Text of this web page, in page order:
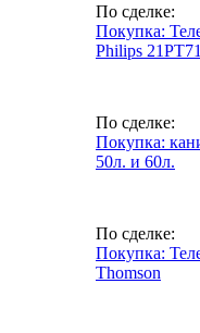
По сделке:
Покупка:
Philips
По сделке:
Покупка:
50л. и 60л.
По сделке:
Покупка:
Thomson